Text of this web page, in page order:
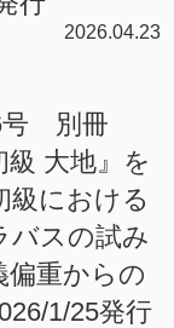
2026.04.23
号 別冊
級 大地』を
級における
バスの試み
重からの
1/25発行